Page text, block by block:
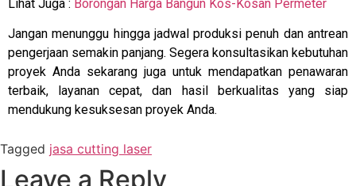
Lihat Juga : Borongan Harga Bangun Kos-Kosan Permeter
Jangan menunggu hingga jadwal produksi penuh dan antrean
pengerjaan semakin panjang. Segera konsultasikan kebutuhan
proyek Anda sekarang juga untuk mendapatkan penawaran
terbaik, layanan cepat, dan hasil berkualitas yang siap
mendukung kesuksesan proyek Anda.
Tagged jasa cutting laser
Leave a Reply